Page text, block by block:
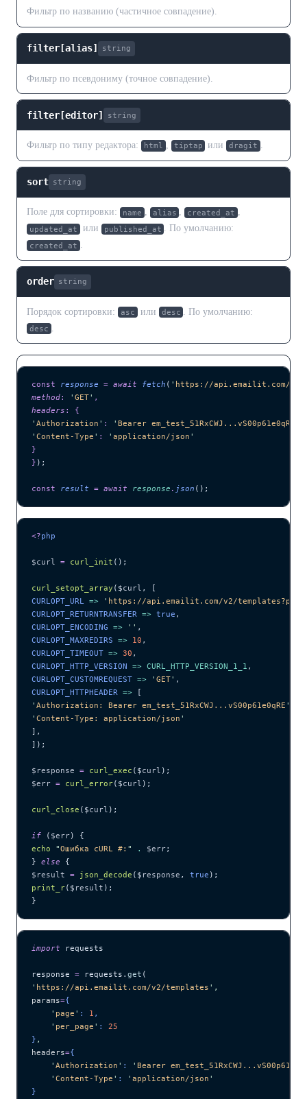
Фильтр по названию (частичное совпадение).
filter[alias] string
Фильтр по псевдониму (точное совпадение).
filter[editor] string
Фильтр по типу редактора: html , tiptap или dragit .
sort string
Поле для сортировки: name , alias , created_at ,
updated_at или published_at . По умолчанию:
created_at .
order string
Порядок сортировки: asc или desc . По умолчанию:
desc .
const response = await fetch ( ' https://api.emailit.com/v2/
method: ' GET' ,
headers :
{
' Authorization ' : ' Bearer em_test_51RxCWJ...vS00p61e0qRE
' Content-Type ' : ' application/json '
}
} );
const result = await response . json ();
<?php
$curl = curl_init ();
curl_setopt_array ($curl ,
[
CURLOPT_URL => ' https://api.emailit.com/v2/
CURLOPT_RETURNTRANSFER => true ,
CURLOPT_ENCODING => '' ,
CURLOPT_MAXREDIRS => 10 ,
CURLOPT_TIMEOUT => 30 ,
CURLOPT_HTTP_VERSION => CURL_HTTP_VERSION_1_1 ,
CURLOPT_CUSTOMREQUEST => ' GET' ,
CURLOPT_HTTPHEADER => [
' Authorization: Bearer em_test_51RxCWJ...vS00p61e0qRE '
' Content-Type: application/json '
],
]);
$response = curl_exec ($curl );
$err = curl_error($curl );
curl_close ($curl );
if ( $err) {
echo "Ошибка cURL #: " . $err;
} else {
$result = json_decode ($ response , true );
print_r($ result );
}
import requests
response = requests. get (
' https://api.emailit.com/v2/templates ' ,
params={
    '
page ' : 1 ,
    '
per_page ' : 25
} ,
headers={
    '
Authorization ' : ' Bearer
    '
Content-Type ' : ' application/json '
}